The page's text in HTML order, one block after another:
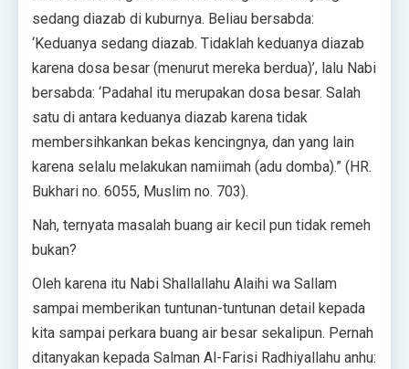
sedang diazab di kuburnya. Beliau bersabda:
‘Keduanya sedang diazab. Tidaklah keduanya diazab
karena dosa besar (menurut mereka berdua)’, lalu Nabi
bersabda: ‘Padahal itu merupakan dosa besar. Salah
satu di antara keduanya diazab karena tidak
membersihkankan bekas kencingnya, dan yang lain
karena selalu melakukan namiimah (adu domba).” (HR.
Bukhari no. 6055, Muslim no. 703).
Nah, ternyata masalah buang air kecil pun tidak remeh
bukan?
Oleh karena itu Nabi Shallallahu Alaihi wa Sallam
sampai memberikan tuntunan-tuntunan detail kepada
kita sampai perkara buang air besar sekalipun. Pernah
ditanyakan kepada Salman Al-Farisi Radhiyallahu anhu: